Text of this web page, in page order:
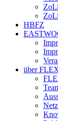
HBFZ
über